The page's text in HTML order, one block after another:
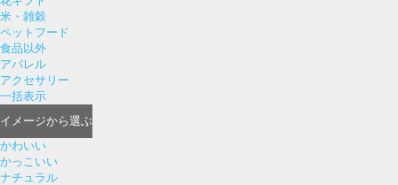
米・雑穀
ペットフード
食品以外
アパレル
アクセサリー
一括表示
イメージから選ぶ
かわいい
かっこいい
ナチュラル